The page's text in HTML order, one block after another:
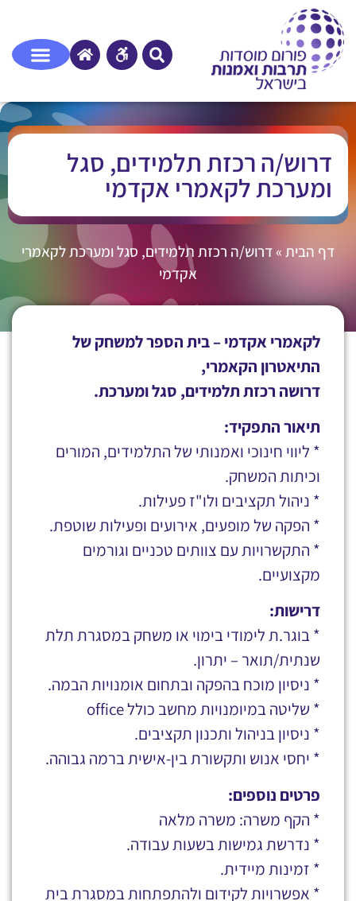
דרוש/ה רכזת תלמידים, סגל
ומערכת לקאמרי אקדמי
דף הבית»דרוש/ה רכזת תלמידים, סגל ומערכת לקאמרי
אקדמי
לקאמרי אקדמי – בית הספר למשחק של
התיאטרון הקאמרי,
דרושה רכזת תלמידים, סגל ומערכת.
תיאור התפקיד:
* ליווי חינוכי ואמנותי של התלמידים, המורים
וכיתות המשחק.
* ניהול תקציבים ולו"ז פעילות.
* הפקה של מופעים, אירועים ופעילות שוטפת.
* התקשרויות עם צוותים טכניים וגורמים
מקצועיים.
דרישות:
* בוגר.ת לימודי בימוי או משחק במסגרת תלת
שנתית/תואר – יתרון.
* ניסיון מוכח בהפקה ובתחום אומנויות הבמה.
* שליטה במיומנויות מחשב כולל office
* ניסיון בניהול ותכנון תקציבים.
* יחסי אנוש ותקשורת בין-אישית ברמה גבוהה.
פרטים נוספים:
* הקף משרה: משרה מלאה
* נדרשת גמישות בשעות עבודה.
* זמינות מיידית.
* אפשרויות לקידום ולהתפתחות במסגרת בית